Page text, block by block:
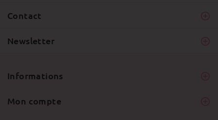
Contact
Newsletter
Informations
Mon compte